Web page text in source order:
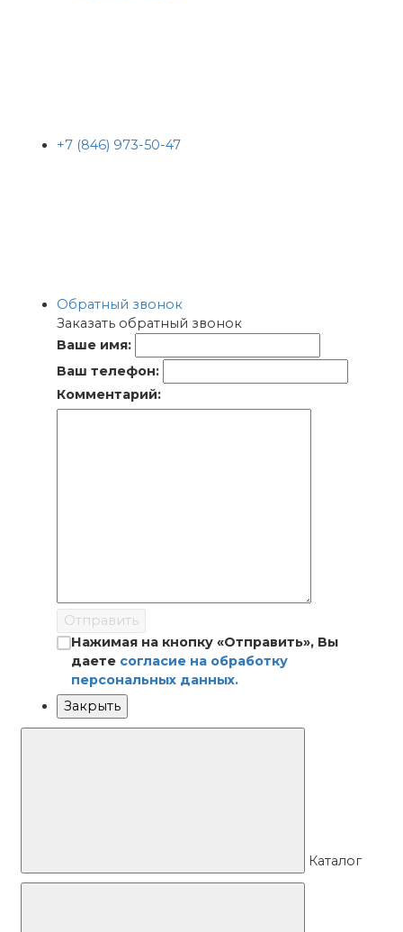
+7 (846) 973-50-47
Обратный звонок
Заказать обратный звонок
Ваше имя:
Ваш телефон:
Комментарий:
Отправить
Нажимая на кнопку «Отправить», Вы
даете согласие на обработку
персональных данных.
Закрыть
Каталог